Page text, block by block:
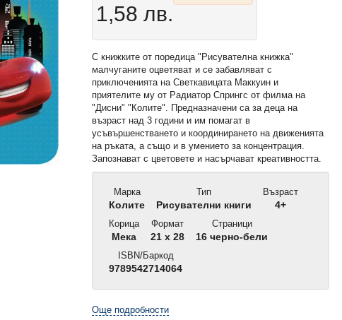
1,58 лв.
С книжките от поредица "Рисувателна книжка"
малчуганите оцветяват и се забавляват с
приключенията на Светкавицата Маккуин и
приятелите му от Радиатор Спрингс от филма на
"Дисни" "Колите". Предназначени са за деца на
възраст над 3 години и им помагат в
усъвършенстването и координирането на движенията
на ръката, а също и в умението за концентрация.
Запознават с цветовете и насърчават креативността.
Марка
Колите
Тип
Рисувателни книги
Възраст
4+
Корица
Мека
Формат
21 x 28
Страници
16 черно-бели
ISBN/Баркод
9789542714064
Още подробности